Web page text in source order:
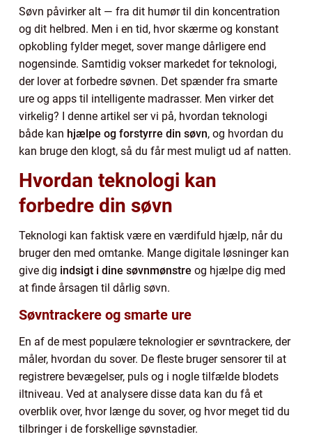
Søvn påvirker alt — fra dit humør til din koncentration
og dit helbred. Men i en tid, hvor skærme og konstant
opkobling fylder meget, sover mange dårligere end
nogensinde. Samtidig vokser markedet for teknologi,
der lover at forbedre søvnen. Det spænder fra smarte
ure og apps til intelligente madrasser. Men virker det
virkelig? I denne artikel ser vi på, hvordan teknologi
både kan hjælpe og forstyrre din søvn, og hvordan du
kan bruge den klogt, så du får mest muligt ud af natten.
Hvordan teknologi kan
forbedre din søvn
Teknologi kan faktisk være en værdifuld hjælp, når du
bruger den med omtanke. Mange digitale løsninger kan
give dig indsigt i dine søvnmønstre og hjælpe dig med
at finde årsagen til dårlig søvn.
Søvntrackere og smarte ure
En af de mest populære teknologier er søvntrackere, der
måler, hvordan du sover. De fleste bruger sensorer til at
registrere bevægelser, puls og i nogle tilfælde blodets
iltniveau. Ved at analysere disse data kan du få et
overblik over, hvor længe du sover, og hvor meget tid du
tilbringer i de forskellige søvnstadier.